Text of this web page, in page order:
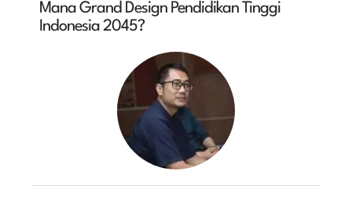
Mana Grand Design Pendidikan Tinggi
Indonesia 2045?